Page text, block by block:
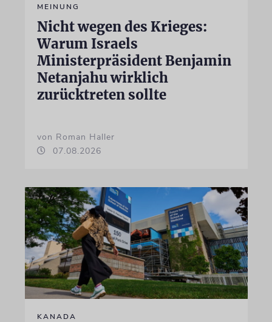
MEINUNG
Nicht wegen des Krieges:
Warum Israels
Ministerpräsident Benjamin
Netanjahu wirklich
zurücktreten sollte
von Roman Haller
07.08.2026
KANADA